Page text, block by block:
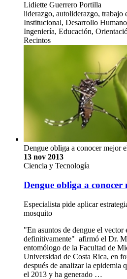
Lidiette Guerrero Portilla
liderazgo, autoliderazgo, trabajo
Institucional, Desarrollo
Ingeniería, Educación,
Recintos
Dengue obliga a conocer mejor
13 nov 2013
Ciencia y Tecnología
Dengue obliga a conocer
Especialista pide aplicar
mosquito
"En asuntos de dengue el vector
definitivamente" afirmó el Dr.
entomólogo de la Facultad de
Universidad de Costa Rica, en
después de analizar la epidemia
el 2013 y ha generado …